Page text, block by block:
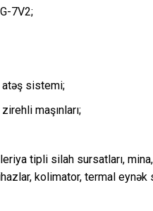
7V2;
atəş sistemi;
maşınları;
tipli silah sursatları,
kolimator, termal